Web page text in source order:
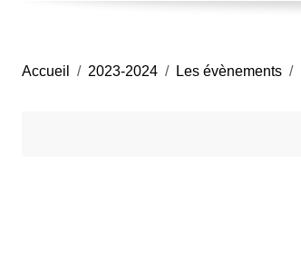
Accueil 2023-2024 Les évènements